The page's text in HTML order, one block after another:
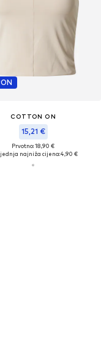
COTTON ON
15,21 €
Prvotno: 18,90 €
najniža cijena:4,90 €